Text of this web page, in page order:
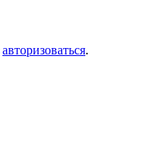
авторизоваться.